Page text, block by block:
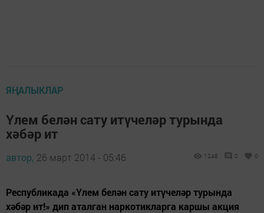
ЯҢАЛЫКЛАР
Үлем белән сату итүчеләр турында
хәбәр ит
автор, 26 март 2014 - 05:46 1248 0 0
Республикада «Үлем белән сату итүчеләр турында
хәбәр ит!» дип аталган наркотикларга каршы акция